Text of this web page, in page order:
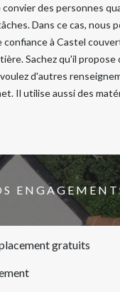
des personnes
Dans ce cas, nous
confiance à Castel
Sachez qu'il propose
d'autres
Il utilise aussi des
gratuits